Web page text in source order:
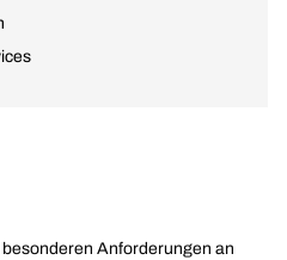
Anforderungen an